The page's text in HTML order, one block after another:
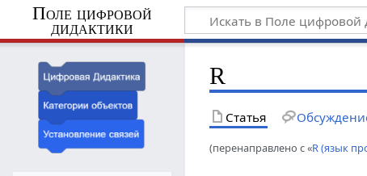
Поле цифровой
дидактики
R
Статья
(перенаправлено с «R (язык